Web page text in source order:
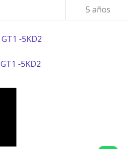
5 años
GT1 -5KD2
GT1 -5KD2